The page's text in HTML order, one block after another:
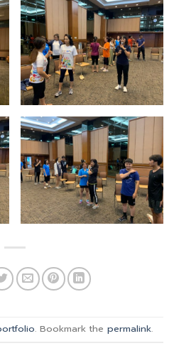
. Bookmark the permalink.